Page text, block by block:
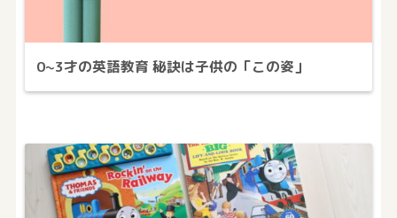
0~3才の英語教育 秘訣は子供の「この姿」